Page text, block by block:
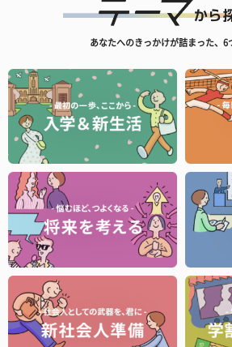
あなたへのきっかけが詰まった、6